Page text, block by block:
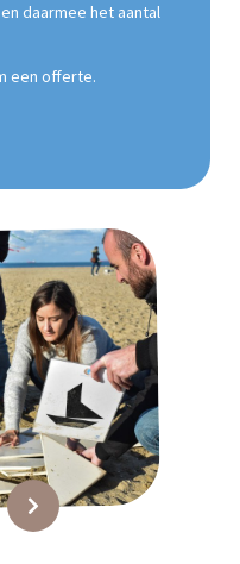
daarmee het aantal
een offerte.